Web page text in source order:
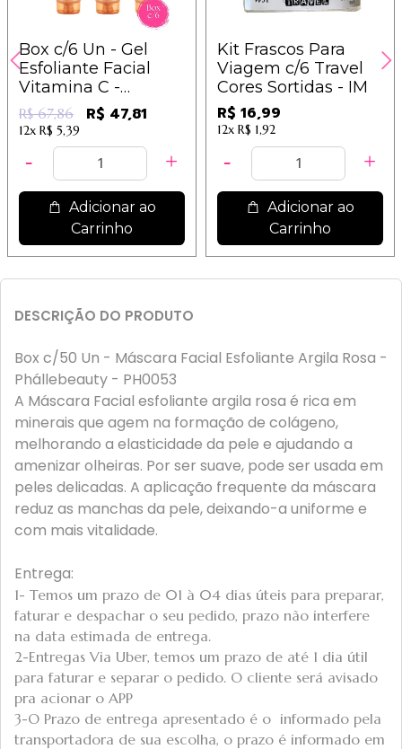
Box c/6 Un - Gel
Esfoliante Facial
Vitamina C -
Dermachem
R$ 67,86 R$ 47,81
12x R$ 5,39
Adicionar ao
Carrinho
Kit Frascos Para
Viagem c/6 Travel
Cores Sortidas - IM
R$ 16,99
12x R$ 1,92
Adicionar ao
Carrinho
DESCRIÇÃO DO PRODUTO
Box c/50 Un - Máscara Facial Esfoliante Argila Rosa -
Phállebeauty - PH0053
A Máscara Facial esfoliante argila rosa é rica em
minerais que agem na formação de colágeno,
melhorando a elasticidade da pele e ajudando a
amenizar olheiras. Por ser suave, pode ser usada em
peles delicadas. A aplicação frequente da máscara
reduz as manchas da pele, deixando-a uniforme e
com mais vitalidade.
Entrega:
1- Temos um prazo de 01 à 04 dias úteis para preparar,
faturar e despachar o seu pedido, prazo não interfere
na data estimada de entrega.
2-Entregas Via Uber, temos um prazo de até 1 dia útil
para faturar e separar o pedido. O cliente será avisado
pra acionar o APP
3-O Prazo de entrega apresentado é o informado pela
transportadora de sua escolha, o prazo é informado em